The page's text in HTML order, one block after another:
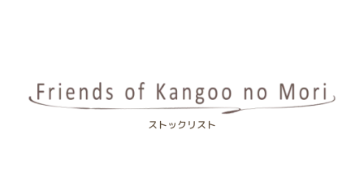
ストックリスト